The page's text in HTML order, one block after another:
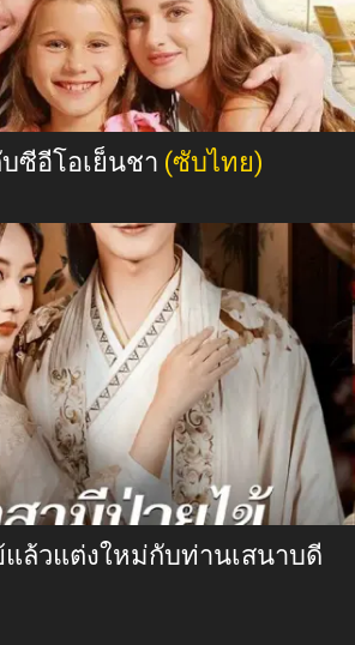
ซีอีโอเย็นชา (ซับไทย)
ล้วแต่งใหม่กับท่านเสนาบดี